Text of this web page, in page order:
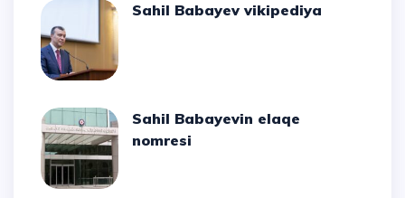
Sahil Babayev vikipediya
Sahil Babayevin elaqe
nomresi